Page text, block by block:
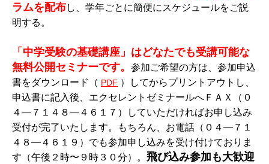
ラムを配布し、学年ごとに簡便にスケジュールをご説
明する。
「中学受験の基礎講座」はどなたでも受講可能な
無料公開セミナーです。 参加ご希望の方は、参加申込
書をダウンロード（ PDF ）してからプリントアウトし、
申込書に記入後、エクセレントゼミナールへＦＡＸ（０
４―７１４８―４６１７）していただければお申し込み
受付が完了いたします。もちろん、お電話（０４―７１
４８―４６１９）でも参加申し込みを受け付けておりま
す（午後２時〜９時３０分）。 飛び込み参加も大歓迎